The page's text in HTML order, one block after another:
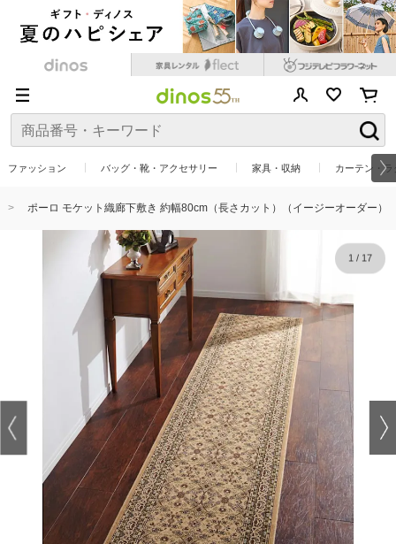
ファッション バッグ・靴・アクセサリー 家具・収納 カーテン・
ポーロ モケット織廊下敷き 約幅80cm（長さカット）（イージーオーダー）
1/ 17